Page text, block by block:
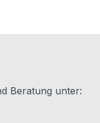
Beratung unter: